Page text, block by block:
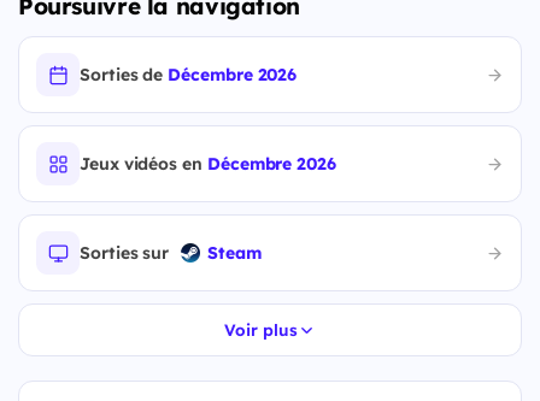
Poursuivre la navigation
Sorties de Décembre 2026
Jeux vidéos en Décembre 2026
Sorties sur Steam
Voir plus